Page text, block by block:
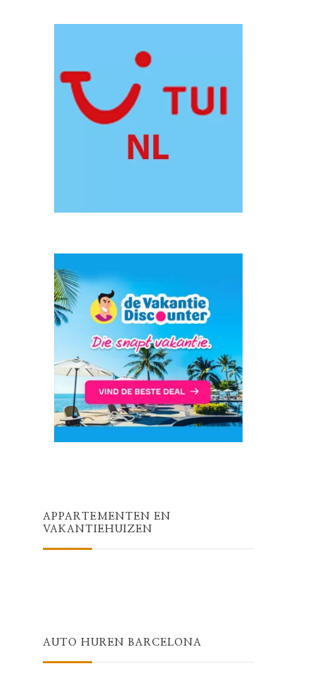
APPARTEMENTEN EN
VAKANTIEHUIZEN
AUTO HUREN BARCELONA